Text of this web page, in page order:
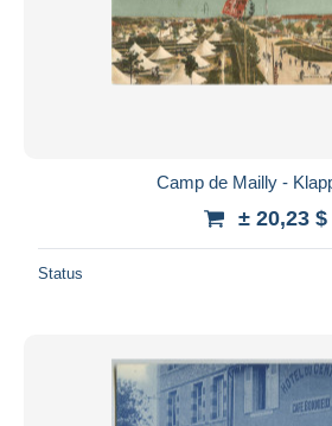
Camp de Mailly -
± 20,23 $
Status